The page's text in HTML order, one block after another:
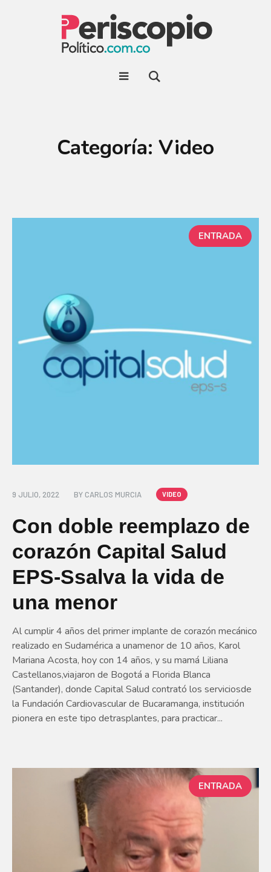
Categoría: Video
ENTRADA
9 JULIO, 2022 BY CARLOS MURCIA VIDEO
Con doble reemplazo de
corazón Capital Salud
EPS-Ssalva la vida de
una menor
Al cumplir 4 años del primer implante de corazón mecánico
realizado en Sudamérica a unamenor de 10 años, Karol
Mariana Acosta, hoy con 14 años, y su mamá Liliana
Castellanos,viajaron de Bogotá a Florida Blanca
(Santander), donde Capital Salud contrató los serviciosde
la Fundación Cardiovascular de Bucaramanga, institución
pionera en este tipo detrasplantes, para practicar...
ENTRADA